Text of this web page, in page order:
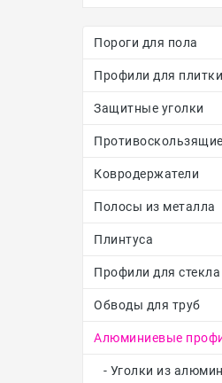
Пороги для пола
Профили для плитки
Защитные уголки
Ковродержатели
Полосы из металла
Плинтуса
Профили для стекла
Обводы для труб
Алюминиевые
- Уголки из